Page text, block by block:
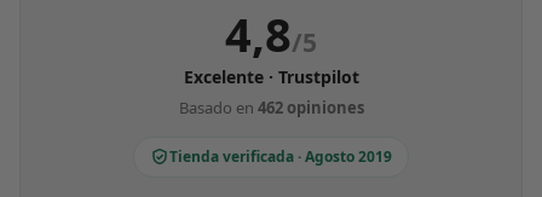
4,8/5
Excelente · Trustpilot
Basado en 462 opiniones
Tienda verificada · Agosto 2019